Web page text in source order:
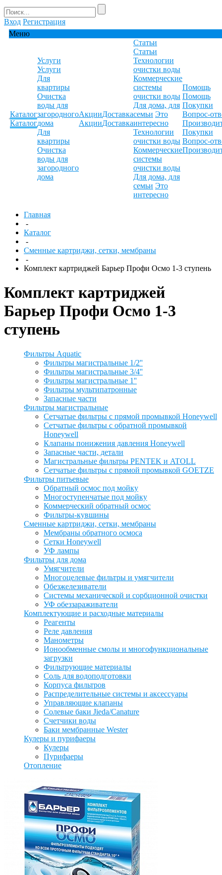
Вход Регистрация
Меню
Каталог
Каталог
Услуги
Услуги
Для
квартиры
Очистка
воды для
загородного
дома
Для
квартиры
Очистка
воды для
загородного
дома
Акции
Акции
Доставка
Доставка
Статьи
Статьи
Технологии
очистки воды
Коммерческие
системы
очистки воды
Для дома, для
семьи Это
интересно
Технологии
очистки воды
Коммерческие
системы
очистки воды
Для дома, для
семьи Это
интересно
Помощь
Помощь
Покупки
Вопрос-
Покупки
Вопрос-
Главная
-
Каталог
-
Сменные картриджи, сетки, мембраны
-
Комплект картриджей Барьер Профи Осмо 1-3 ступень
Комплект картриджей
Барьер Профи Осмо 1-3
ступень
Фильтры Aquatic
Фильтры магистральные 1/2''
Фильтры магистральные 3/4''
Фильтры магистральные 1''
Фильтры мультипатронные
Запасные части
Фильтры магистральные
Сетчатые фильтры с прямой промывкой Honeywell
Сетчатые фильтры с обратной промывкой
Honeywell
Клапаны понижения давления Honeywell
Запасные части, детали
Магистральные фильтры PENTEK и ATOLL
Сетчатые фильтры с прямой промывкой GOETZE
Фильтры питьевые
Обратный осмос под мойку
Многоступенчатые под мойку
Коммерческий обратный осмос
Фильтры-кувшины
Сменные картриджи, сетки, мембраны
Мембраны обратного осмоса
Сетки Honeywell
УФ лампы
Фильтры для дома
Умягчители
Многоцелевые фильтры и умягчители
Обезжелезиватели
Системы механической и сорбционной очистки
УФ обеззараживатели
Комплектующие и расходные материалы
Реагенты
Реле давления
Манометры
Ионообменные смолы и многофункциональные
загрузки
Фильтрующие материалы
Соль для водоподготовки
Корпуса фильтров
Распределительные системы и аксессуары
Управляющие клапаны
Солевые баки Jieda/Canature
Счетчики воды
Баки мембранные Wester
Кулеры и пурифаеры
Кулеры
Пурифаеры
Отопление